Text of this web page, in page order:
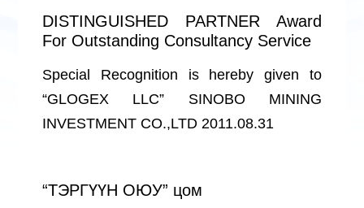
DISTINGUISHED PARTNER Award
For Outstanding Consultancy Service
Special Recognition is hereby given to
“GLOGEX LLC” SINOBO MINING
INVESTMENT CO.,LTD 2011.08.31
“ТЭРГҮҮН ОЮУ” цом